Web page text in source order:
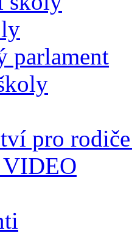
parlament
pro